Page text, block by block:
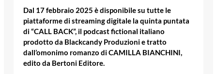
Dal 17 febbraio 2025 è disponibile su tutte le
piattaforme di streaming digitale la quinta puntata
di “CALL BACK”, il podcast fictional italiano
prodotto da Blackcandy Produzioni e tratto
dall’omonimo romanzo di CAMILLA BIANCHINI,
edito da Bertoni Editore.